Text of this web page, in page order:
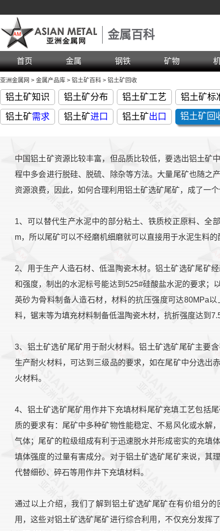
金属百科
首页 金属 钢铁 矿物
亚洲金属网 > 金属产品库 > 铝土矿百科 > 铝土矿回收
铝土矿知识 铝土矿分布 铝土矿工艺
铝土矿标
铝土矿需求 铝土矿进口 铝土矿出口 铝土矿回
中国铝土矿资源比较丰富，但品质比较低，要选出铝土矿
程中多会进行脱硅、脱硫、除杂等方法。大量尾矿也随之
资源浪费，因此，如何合理利用铝土矿选矿尾矿，成了一
1、可以替代生产水泥中的部分粘土、铁质校正原料、全
m，所以尾矿可以不经磨机细磨就可以直接用于水泥生料
2、用于生产人造石材、低温陶瓷木材。铝土矿选矿尾矿
和强度，制出的水泥标号能达到525#硅酸盐水泥的要求；
英砂为骨料制备人造石材，材料的抗压强度可达80MPa
料，锯末等为填充材料制备低温陶瓷木材，抗折强度达到
3、铝土矿选矿尾矿用于耐火材料。铝土矿选矿尾矿主要
生产耐火材料，可达到三级品的要求，如在尾矿中分选出
火材料。
4、铝土矿选矿尾矿用作井下充填材料尾矿充填工艺包括
质的要求有：尾矿中多种矿物性能稳定、不易风化或水解
气体；尾矿的粒级组成有利于迅速脱水并形成密实的充填
填体强度的过量有害成分。对于铝土矿选矿尾矿来说，其
代替细砂、碎石等用作井下充填材料。
通过以上介绍，我们了解到铝土矿选矿尾矿在有价组分
用，这些对铝土矿选矿尾矿进行综合利用，不仅充分发挥